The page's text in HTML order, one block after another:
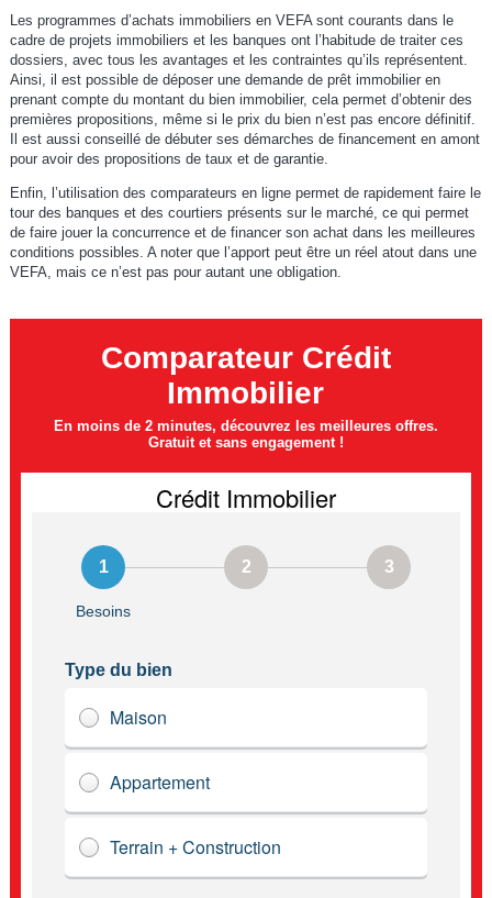
Les programmes d’achats immobiliers en VEFA sont courants dans le
cadre de projets immobiliers et les banques ont l’habitude de traiter ces
dossiers, avec tous les avantages et les contraintes qu’ils représentent.
Ainsi, il est possible de déposer une demande de prêt immobilier en
prenant compte du montant du bien immobilier, cela permet d’obtenir des
premières propositions, même si le prix du bien n’est pas encore définitif.
Il est aussi conseillé de débuter ses démarches de financement en amont
pour avoir des propositions de taux et de garantie.
Enfin, l’utilisation des comparateurs en ligne permet de rapidement faire le
tour des banques et des courtiers présents sur le marché, ce qui permet
de faire jouer la concurrence et de financer son achat dans les meilleures
conditions possibles. A noter que l’apport peut être un réel atout dans une
VEFA, mais ce n’est pas pour autant une obligation.
Comparateur Crédit
Immobilier
En moins de 2 minutes, découvrez les meilleures offres.
Gratuit et sans engagement !